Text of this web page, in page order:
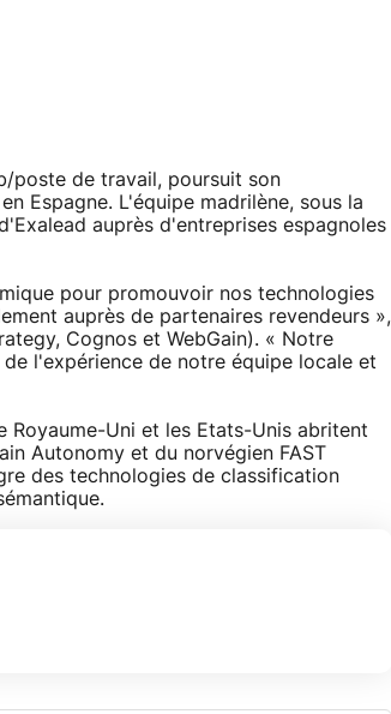
poste de travail, poursuit son
Espagne. L'équipe madrilène, sous la
auprès d'entreprises espagnoles
pour promouvoir nos technologies
auprès de partenaires revendeurs »,
Cognos et WebGain). « Notre
l'expérience de notre équipe locale et
Royaume-Uni et les Etats-Unis abritent
Autonomy et du norvégien FAST
des technologies de classification